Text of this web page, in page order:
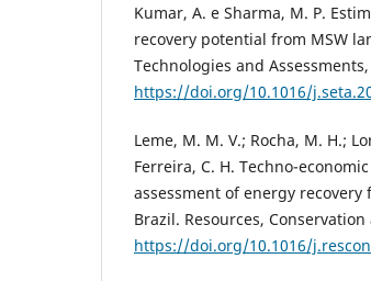
Kumar, A. e Sharma, M. P.
recovery potential from MSW
Technologies and
https://doi.org/10.1016/
Leme, M. M. V.; Rocha, M. H.;
Ferreira, C. H. Techno-
assessment of energy
Brazil. Resources,
https://doi.org/10.1016/